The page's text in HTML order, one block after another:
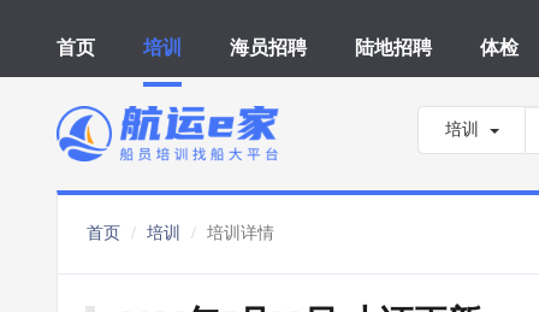
首页 培训 海员招聘 陆地招聘 体检
培训
首页 培训 培训详情